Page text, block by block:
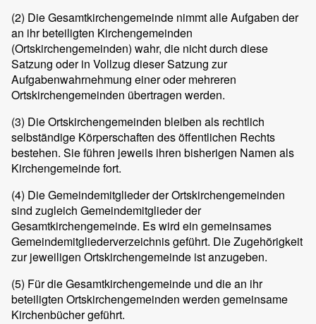
(2) Die Gesamtkirchengemeinde nimmt alle Aufgaben der
an ihr beteiligten Kirchengemeinden
(Ortskirchengemeinden) wahr, die nicht durch diese
Satzung oder in Vollzug dieser Satzung zur
Aufgabenwahrnehmung einer oder mehreren
Ortskirchengemeinden übertragen werden.
(3) Die Ortskirchengemeinden bleiben als rechtlich
selbständige Körperschaften des öffentlichen Rechts
bestehen. Sie führen jeweils ihren bisherigen Namen als
Kirchengemeinde fort.
(4) Die Gemeindemitglieder der Ortskirchengemeinden
sind zugleich Gemeindemitglieder der
Gesamtkirchengemeinde. Es wird ein gemeinsames
Gemeindemitgliederverzeichnis geführt. Die Zugehörigkeit
zur jeweiligen Ortskirchengemeinde ist anzugeben.
(5) Für die Gesamtkirchengemeinde und die an ihr
beteiligten Ortskirchengemeinden werden gemeinsame
Kirchenbücher geführt.